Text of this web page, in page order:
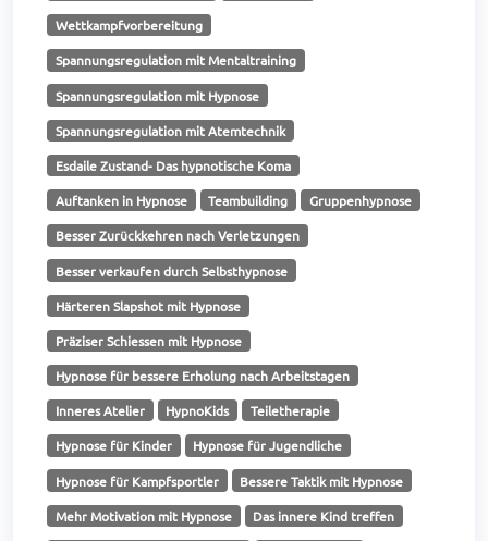
Wettkampfvorbereitung
Spannungsregulation mit Mentaltraining
Spannungsregulation mit Hypnose
Spannungsregulation mit Atemtechnik
Esdaile Zustand- Das hypnotische Koma
Auftanken in Hypnose Teambuilding Gruppenhypnose
Besser Zurückkehren nach Verletzungen
Besser verkaufen durch Selbsthypnose
Härteren Slapshot mit Hypnose
Präziser Schiessen mit Hypnose
Hypnose für bessere Erholung nach Arbeitstagen
Inneres Atelier HypnoKids Teiletherapie
Hypnose für Kinder Hypnose für Jugendliche
Hypnose für Kampfsportler Bessere Taktik mit Hypnose
Mehr Motivation mit Hypnose Das innere Kind treffen